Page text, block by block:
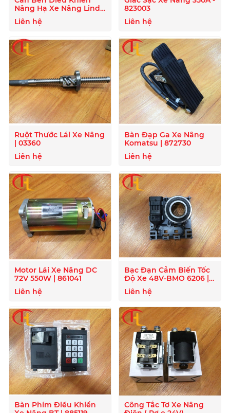
Nâng Hạ Xe Nâng Linde
- 807722
Liên hệ
823003
Liên hệ
Ruột Thước Lái Xe Nâng
| 03360
Liên hệ
Bàn Đạp Ga Xe Nâng
Komatsu | 872730
Liên hệ
Motor Lái Xe Nâng DC
72V 550W | 861041
Liên hệ
Bạc Đạn Cảm Biến Tốc
Độ Xe 48V-BMO 6206 |
872129
Liên hệ
Bàn Phím Điều Khiển
Công Tắc Tơ Xe Nâng